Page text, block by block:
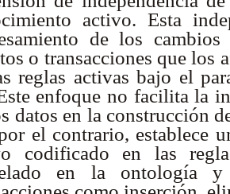
activo. Esta
de los
o transacciones que los
reglas activas bajo el
enfoque no facilita la
datos en la construcción
el contrario, establece
codificado en las
en la ontología